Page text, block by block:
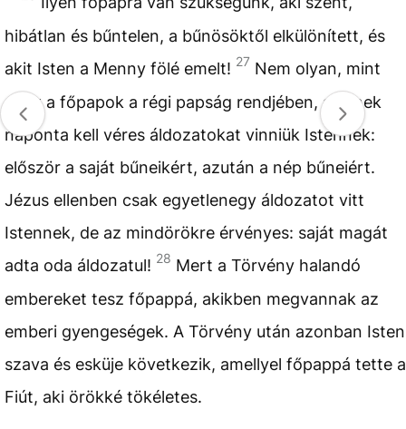
hibátlan és bűntelen, a bűnösöktől elkülönített, és
akit Isten a Menny fölé emelt! 27 Nem olyan, mint
azok a főpapok a régi papság rendjében, akiknek
naponta kell véres áldozatokat vinniük Istennek:
először a saját bűneikért, azután a nép bűneiért.
Jézus ellenben csak egyetlenegy áldozatot vitt
Istennek, de az mindörökre érvényes: saját magát
adta oda áldozatul! 28 Mert a Törvény halandó
embereket tesz főpappá, akikben megvannak az
emberi gyengeségek. A Törvény után azonban Isten
szava és esküje következik, amellyel főpappá tette a
Fiút, aki örökké tökéletes.